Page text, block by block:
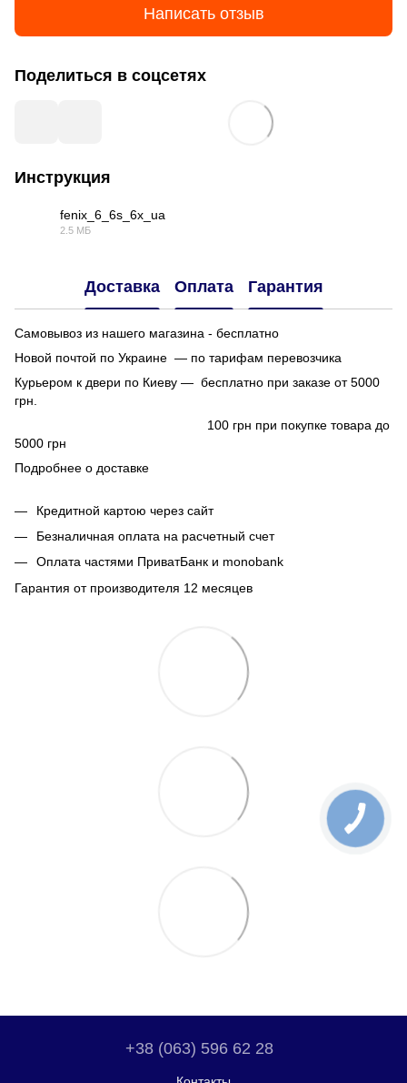
Написать отзыв
Поделиться в соцсетях
Инструкция
fenix_6_6s_6x_ua
2.5 МБ
Доставка Оплата Гарантия
Самовывоз из нашего магазина - бесплатно
Новой почтой по Украине — по тарифам перевозчика
Курьером к двери по Киеву — бесплатно при заказе от 5000
грн.
100 грн при покупке товара до
5000 грн
Подробнее о доставке
Кредитной картою через сайт
Безналичная оплата на расчетный счет
Оплата частями ПриватБанк и monobank
Гарантия от производителя 12 месяцев
+38 (063) 596 62 28